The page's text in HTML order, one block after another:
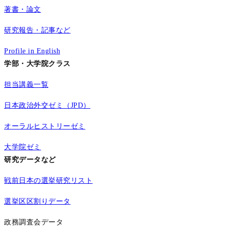
著書・論文
研究報告・記事など
Profile in English
学部・大学院クラス
担当講義一覧
日本政治外交ゼミ（JPD）
オーラルヒストリーゼミ
大学院ゼミ
研究データなど
戦前日本の選挙研究リスト
選挙区区割りデータ
政務調査会データ